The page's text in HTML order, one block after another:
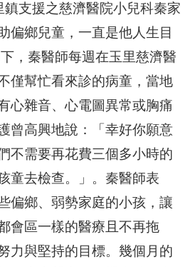
支援之慈濟醫院小兒科秦家
偏鄉兒童，一直是他人生目
，秦醫師每週在玉里慈濟醫
僅幫忙看來診的病童，當地
心雜音、心電圖異常或胸痛
曾高興地說：「幸好你願意
不需要再花費三個多小時的
童去檢查。」。秦醫師表
偏鄉、弱勢家庭的小孩，讓
會區一樣的醫療且不再拖
力與堅持的目標。幾個月的